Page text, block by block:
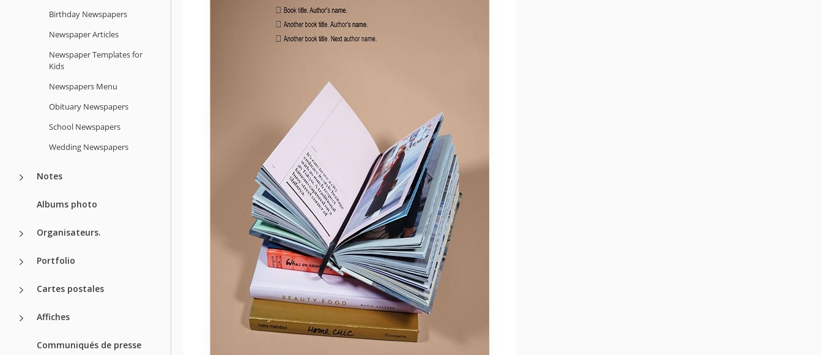
Birthday Newspapers
Newspaper Articles
Newspaper Templates for
Kids
Newspapers Menu
Obituary Newspapers
School Newspapers
Wedding Newspapers
Notes
Albums photo
Organisateurs.
Portfolio
Cartes postales
Affiches
Communiqués de presse